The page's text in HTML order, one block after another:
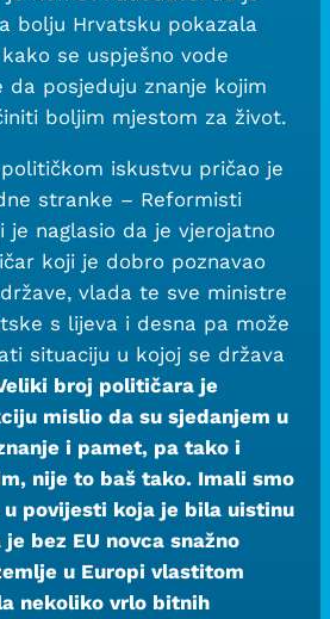
bolju Hrvatsku pokazala
se uspješno vode
posjeduju znanje kojim
boljim mjestom za život.
iskustvu pričao je
stranke – Reformisti
je naglasio da je vjerojatno
koji je dobro poznavao
vlada te sve ministre
s lijeva i desna pa može
situaciju u kojoj se država
broj političara je
mislio da su sjedanjem u
i pamet, pa tako i
nije to baš tako. Imali smo
u povijesti koja je bila uistinu
bez EU novca snažno
u Europi vlastitom
nekoliko vrlo bitnih